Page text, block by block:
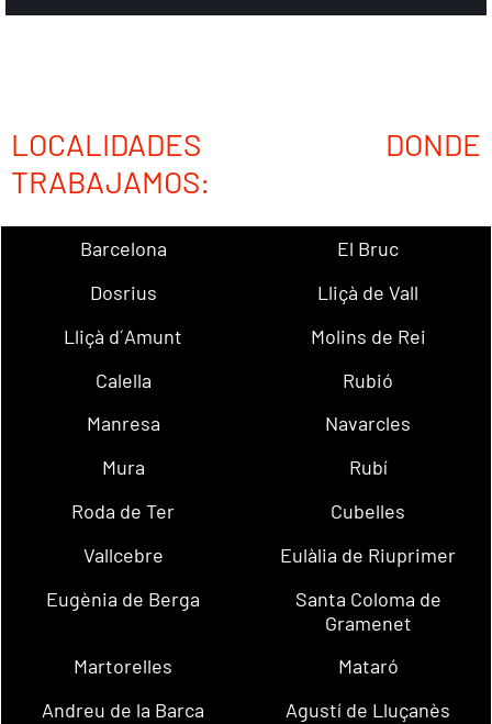
LOCALIDADES DONDE
TRABAJAMOS:
Barcelona
El Bruc
Dosrius
Lliçà de Vall
Lliçà d´Amunt
Molins de Rei
Calella
Rubió
Manresa
Navarcles
Mura
Rubí
Roda de Ter
Cubelles
Vallcebre
Eulàlia de Riuprimer
Eugènia de Berga
Santa Coloma de
Gramenet
Martorelles
Mataró
Andreu de la Barca
Agustí de Lluçanès